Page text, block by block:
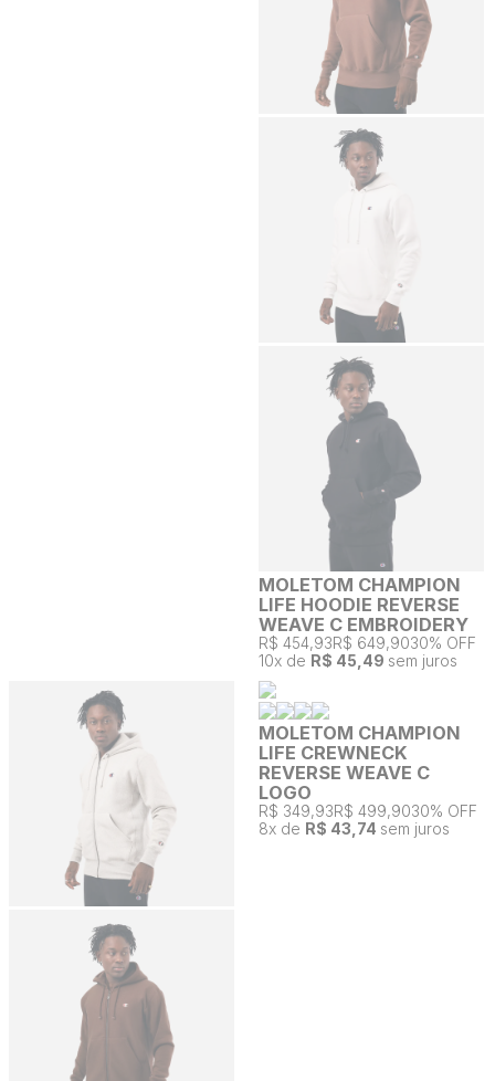
MOLETOM CHAMPION
LIFE HOODIE REVERSE
WEAVE C EMBROIDERY
R$ 454,93R$ 649,9030% OFF
10x de R$ 45,49 sem juros
MOLETOM CHAMPION
LIFE CREWNECK
REVERSE WEAVE C
LOGO
R$ 349,93R$ 499,9030% OFF
8x de R$ 43,74 sem juros